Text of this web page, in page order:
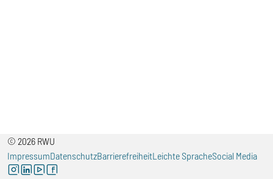
© 2026 RWU
ImpressumDatenschutzBarrierefreiheitLeichte SpracheSocial Media
instagramlinkedinyoutubefacebook